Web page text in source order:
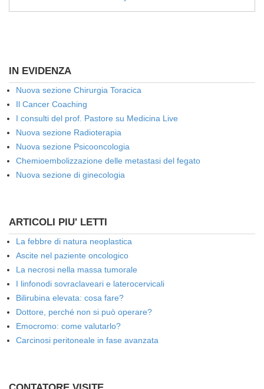
IN EVIDENZA
Nuova sezione Chirurgia Toracica
Il Cancer Coaching
I consulti del prof. Pastore su Medicina Live
Nuova sezione Radioterapia
Nuova sezione Psicooncologia
Chemioembolizzazione delle metastasi del fegato
Nuova sezione di ginecologia
ARTICOLI PIU' LETTI
La febbre di natura neoplastica
Ascite nel paziente oncologico
La necrosi nella massa tumorale
I linfonodi sovraclaveari e laterocervicali
Bilirubina elevata: cosa fare?
Dottore, perché non si può operare?
Emocromo: come valutarlo?
Carcinosi peritoneale in fase avanzata